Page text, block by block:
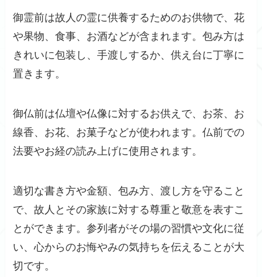
御霊前は故人の霊に供養するためのお供物で、花
や果物、食事、お酒などが含まれます。包み方は
きれいに包装し、手渡しするか、供え台に丁寧に
置きます。
御仏前は仏壇や仏像に対するお供えで、お茶、お
線香、お花、お菓子などが使われます。仏前での
法要やお経の読み上げに使用されます。
適切な書き方や金額、包み方、渡し方を守ること
で、故人とその家族に対する尊重と敬意を表すこ
とができます。参列者がその場の習慣や文化に従
い、心からのお悔やみの気持ちを伝えることが大
切です。